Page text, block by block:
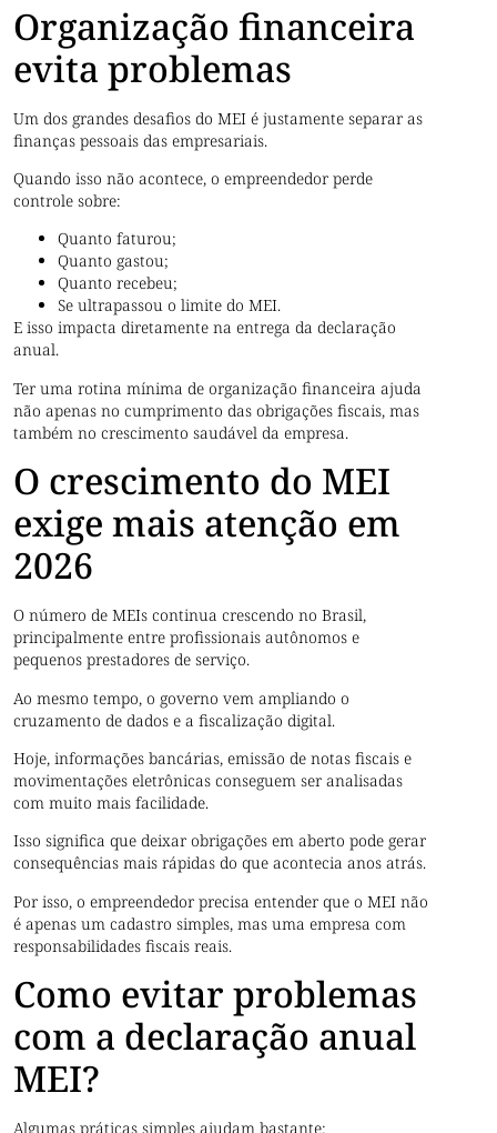
Organização financeira
evita problemas
Um dos grandes desafios do MEI é justamente separar as
finanças pessoais das empresariais.
Quando isso não acontece, o empreendedor perde
controle sobre:
Quanto faturou;
Quanto gastou;
Quanto recebeu;
Se ultrapassou o limite do MEI.
E isso impacta diretamente na entrega da declaração
anual.
Ter uma rotina mínima de organização financeira ajuda
não apenas no cumprimento das obrigações fiscais, mas
também no crescimento saudável da empresa.
O crescimento do MEI
exige mais atenção em
2026
O número de MEIs continua crescendo no Brasil,
principalmente entre profissionais autônomos e
pequenos prestadores de serviço.
Ao mesmo tempo, o governo vem ampliando o
cruzamento de dados e a fiscalização digital.
Hoje, informações bancárias, emissão de notas fiscais e
movimentações eletrônicas conseguem ser analisadas
com muito mais facilidade.
Isso significa que deixar obrigações em aberto pode gerar
consequências mais rápidas do que acontecia anos atrás.
Por isso, o empreendedor precisa entender que o MEI não
é apenas um cadastro simples, mas uma empresa com
responsabilidades fiscais reais.
Como evitar problemas
com a declaração anual
MEI?
Algumas práticas simples ajudam bastante: